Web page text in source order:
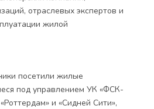
отраслевых экспертов и
жилой
посетили жилые
под управлением УК «ФСК-
и «Сидней Сити»,